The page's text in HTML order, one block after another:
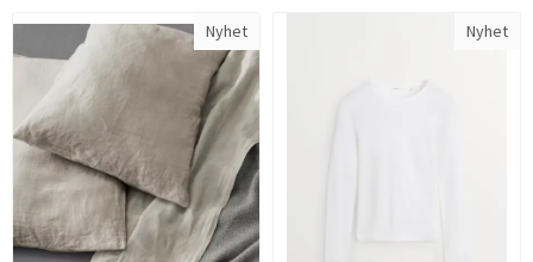
Nyhet Nyhet